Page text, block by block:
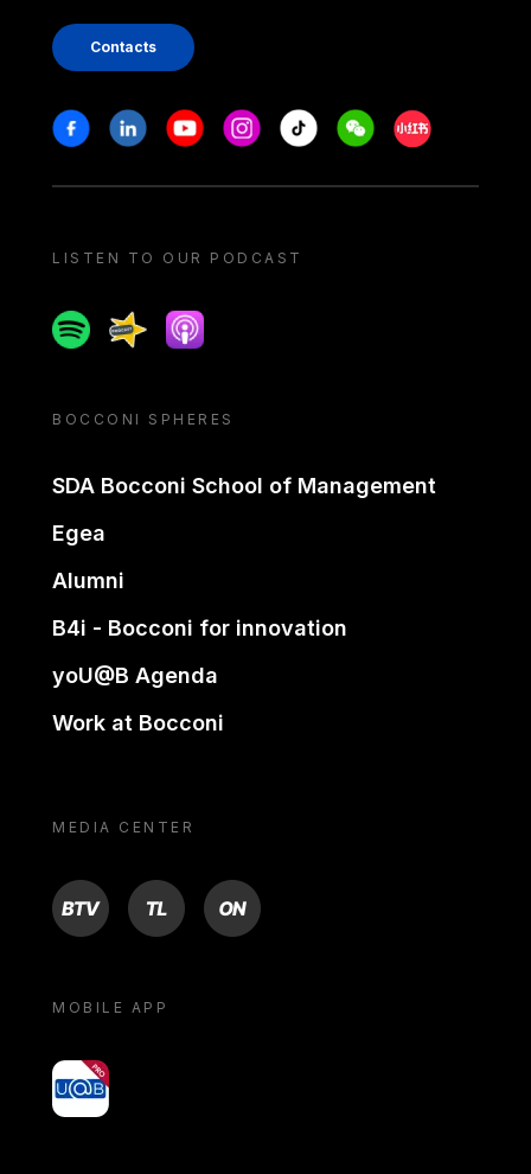
Contacts
Stay in touch
FacebookLinkedinYoutubeInstagram
Tiktok WeechatXiaohongshu/
LISTEN TO OUR PODCAST
SpotifySpreakerApple podcast
BOCCONI SPHERES
SDA Bocconi School of Management
Egea
Alumni
B4i - Bocconi for innovation
yoU@B Agenda
Work at Bocconi
MEDIA CENTER
BTV TL ON
MOBILE APP
yoU@B